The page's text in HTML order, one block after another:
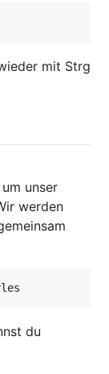
mit Strg
unser
werden
du